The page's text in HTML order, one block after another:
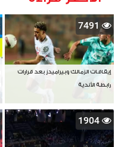
7491
إيقافات الزمالك وبيراميدز بعد قرارات
رابطة الأندية
1904